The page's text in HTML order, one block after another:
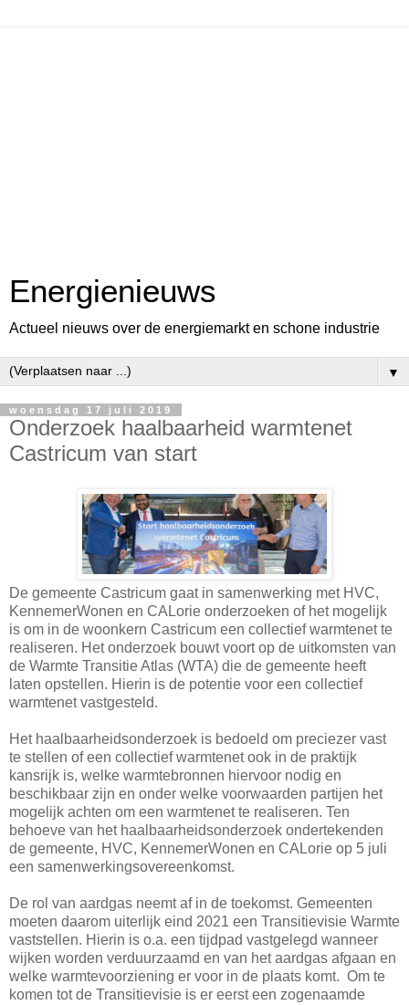
Energienieuws
Actueel nieuws over de energiemarkt en schone industrie
▼
woensdag 17 juli 2019
Onderzoek haalbaarheid warmtenet
Castricum van start
De gemeente Castricum gaat in samenwerking met HVC,
KennemerWonen en CALorie onderzoeken of het mogelijk
is om in de woonkern Castricum een collectief warmtenet te
realiseren. Het onderzoek bouwt voort op de uitkomsten van
de Warmte Transitie Atlas (WTA) die de gemeente heeft
laten opstellen. Hierin is de potentie voor een collectief
warmtenet vastgesteld.
Het haalbaarheidsonderzoek is bedoeld om preciezer vast
te stellen of een collectief warmtenet ook in de praktijk
kansrijk is, welke warmtebronnen hiervoor nodig en
beschikbaar zijn en onder welke voorwaarden partijen het
mogelijk achten om een warmtenet te realiseren. Ten
behoeve van het haalbaarheidsonderzoek ondertekenden
de gemeente, HVC, KennemerWonen en CALorie op 5 juli
een samenwerkingsovereenkomst.
De rol van aardgas neemt af in de toekomst. Gemeenten
moeten daarom uiterlijk eind 2021 een Transitievisie Warmte
vaststellen. Hierin is o.a. een tijdpad vastgelegd wanneer
wijken worden verduurzaamd en van het aardgas afgaan en
welke warmtevoorziening er voor in de plaats komt. Om te
komen tot de Transitievisie is er eerst een zogenaamde